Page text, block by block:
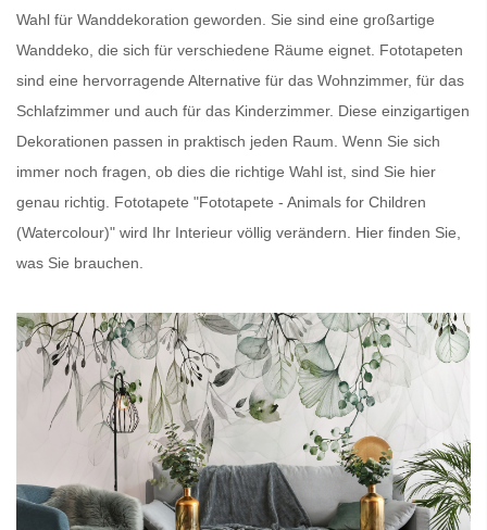
Wahl für Wanddekoration geworden. Sie sind eine großartige
Wanddeko, die sich für verschiedene Räume eignet. Fototapeten
sind eine hervorragende Alternative für das Wohnzimmer, für das
Schlafzimmer und auch für das Kinderzimmer. Diese einzigartigen
Dekorationen passen in praktisch jeden Raum. Wenn Sie sich
immer noch fragen, ob dies die richtige Wahl ist, sind Sie hier
genau richtig. Fototapete "Fototapete - Animals for Children
(Watercolour)" wird Ihr Interieur völlig verändern. Hier finden Sie,
was Sie brauchen.